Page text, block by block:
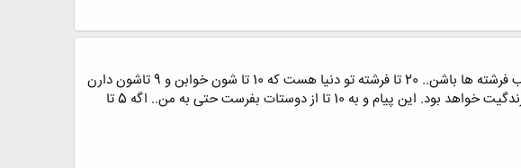
یه فرشته فرستادم تا مراقبت باشه اما برگشت... پرسیدم چرا برگشتی؟.. گفت : فرشته ها نمیتونن مراقب فرشته ها باشن.. 20 تا فرشته تو دنیا هست که 10 تا شون خوابن و 9 تاشون دارن
بازی میکنن یکیشون هم داره این پیام و میخونه... این پیام جک نیست یه واقعیته.. فردا بهترین روز زندگیت خواهد بود. این پیام و به 10 تا از دوستات بفرست حتی به من.. اگه 5 تا